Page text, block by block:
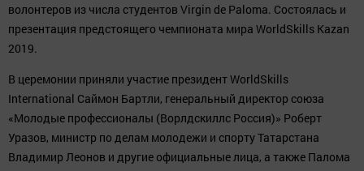
волонтеров из числа студентов Virgin de Paloma. Состоялась и
презентация предстоящего чемпионата мира WorldSkills Kazan
2019.
В церемонии приняли участие президент WorldSkills
International Саймон Бартли, генеральный директор союза
«Молодые профессионалы (Ворлдскиллс Россия)» Роберт
Уразов, министр по делам молодежи и спорту Татарстана
Владимир Леонов и другие официальные лица, а также Палома